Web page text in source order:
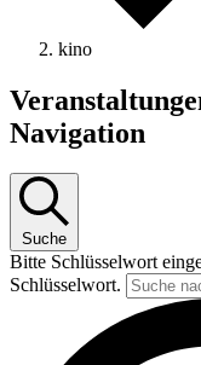
kino
Navigation
Suche
Bitte Schlüsselwort
Schlüsselwort.